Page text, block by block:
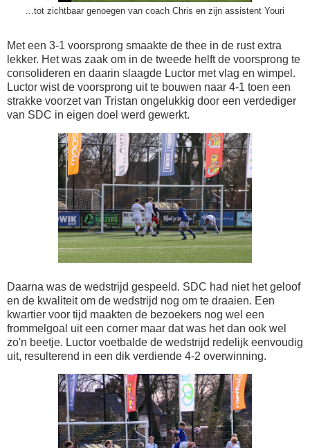
...tot zichtbaar genoegen van coach Chris en zijn assistent Youri
Met een 3-1 voorsprong smaakte de thee in de rust extra
lekker. Het was zaak om in de tweede helft de voorsprong te
consolideren en daarin slaagde Luctor met vlag en wimpel.
Luctor wist de voorsprong uit te bouwen naar 4-1 toen een
strakke voorzet van Tristan ongelukkig door een verdediger
van SDC in eigen doel werd gewerkt.
Daarna was de wedstrijd gespeeld. SDC had niet het geloof
en de kwaliteit om de wedstrijd nog om te draaien. Een
kwartier voor tijd maakten de bezoekers nog wel een
frommelgoal uit een corner maar dat was het dan ook wel
zo'n beetje. Luctor voetbalde de wedstrijd redelijk eenvoudig
uit, resulterend in een dik verdiende 4-2 overwinning.